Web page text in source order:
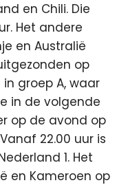
en Chili. Die
Het andere
en Australië
op
groep A, waar
in de volgende
op de avond op
22.00 uur is
1. Het
en Kameroen op